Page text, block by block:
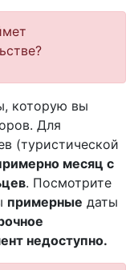
которую вы
Для
(туристической
месяц с
. Посмотрите
примерные даты
недоступно.